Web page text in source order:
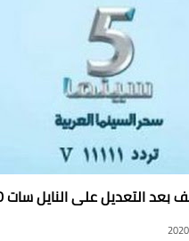
تردد قناة
nilesat
iptv
ترددات النايل سات
ترددات النايل سات
التعديل على النايل سات 2020